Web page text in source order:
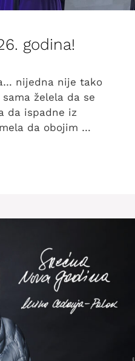
godina!
nijedna nije tako
želela da se
da ispadne iz
da obojim …